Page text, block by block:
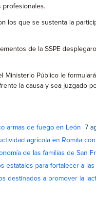
profesionales.
los que se sustenta la
de la SSPE
Ministerio Público le
la causa y sea juzgado
armas de fuego en León
7
agrícola en Romita
de las familias de San
estatales para fortalecer a
destinados a promover la